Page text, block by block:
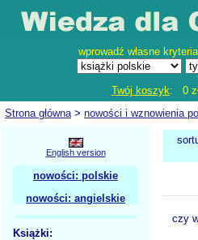
wprowadź własne
Twój koszyk: 0
Strona główna> nowości i wznowienia
English version
nowości: polskie
nowości: angielskie
Książki:
czy